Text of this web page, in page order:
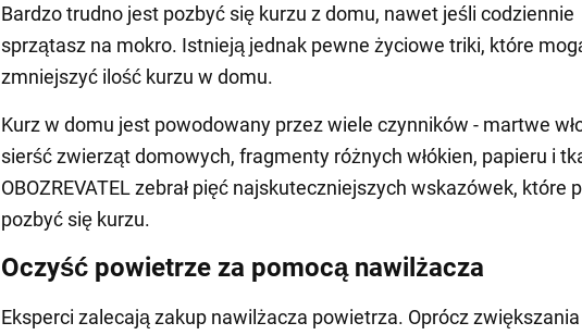
Bardzo trudno jest pozbyć się kurzu z domu, nawet jeśli codziennie
sprzątasz na mokro. Istnieją jednak pewne życiowe triki, które
zmniejszyć ilość kurzu w domu.
Kurz w domu jest powodowany przez wiele czynników - martwe
sierść zwierząt domowych, fragmenty różnych włókien, papieru i
OBOZREVATEL zebrał pięć najskuteczniejszych wskazówek, które
pozbyć się kurzu.
Oczyść powietrze za pomocą nawilżacza
Eksperci zalecają zakup nawilżacza powietrza. Oprócz zwiększania